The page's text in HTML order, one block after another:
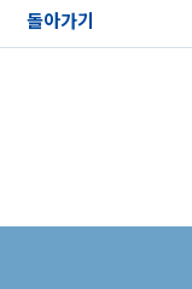
돌아가기